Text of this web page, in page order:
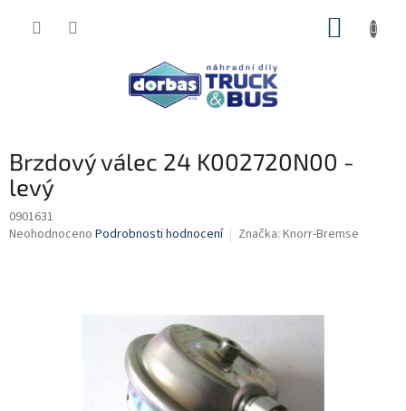
Brzdový válec 24 K002720N00 -
levý
0901631
Průměrné
Neohodnoceno Podrobnosti hodnocení Značka: Knorr-Bremse